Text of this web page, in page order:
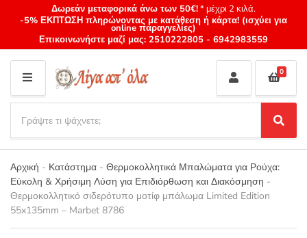
Δωρεάν μεταφορικά άνω των 50€!* μέχρι 2 κιλά.
-5% ΕΚΠΤΩΣΗ πληρώνοντας με κατάθεση ή κάρτα! (ισχύει για
online παραγγελίες)
Επικοινωνήστε μαζί μας: 2510222805 - 6942983559
M
E
N
U
Category
name
a
r
c
h
p
r
o
S
e
a
r
0
Αρχική - Κατάστημα - Θερμοκολλητικά Μπαλώματα για Ρούχα:
Εύκολη & Χρήσιμη Λύση για Επιδιόρθωση και Διακόσμηση -
Θερμοκολλητικό σιδερότυπο μοτίφ μπάλωμα Limited Edition
55x135mm – Marbet 8786